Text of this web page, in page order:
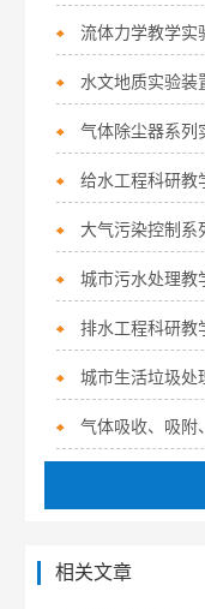
流体力学教学实
水文地质实验装
气体除尘器系列
给水工程科研教
大气污染控制系
城市污水处理教
排水工程科研教
城市生活垃圾处
气体吸收、吸附
相关文章